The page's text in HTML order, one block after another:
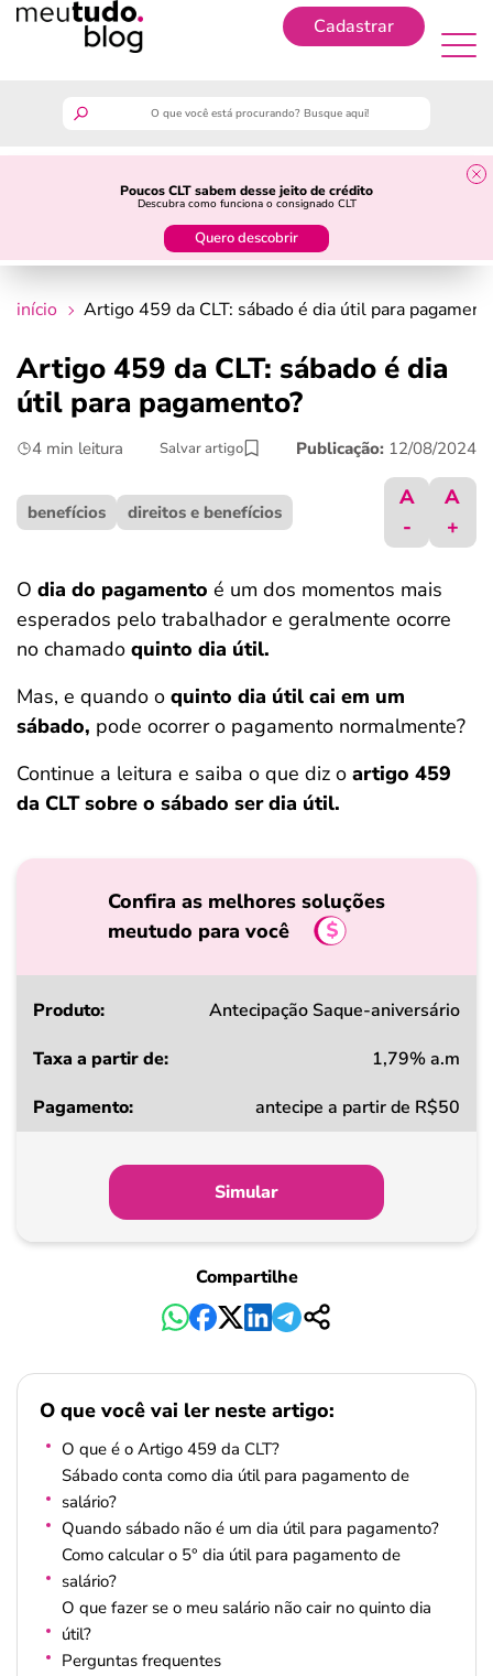
Cadastrar
Poucos CLT sabem desse jeito de crédito
Descubra como funciona o consignado CLT
Quero descobrir
guia do trabalhador
crédito fácil
últimas notícias
ferramentas
início Artigo 459 da CLT: sábado é dia útil para
Artigo 459 da CLT: sábado é dia
útil para pagamento?
4 min leitura Salvar artigo Publicação: 12/08/2024
benefícios direitos e benefícios
A
-
A
+
O dia do pagamento é um dos momentos mais
esperados pelo trabalhador e geralmente ocorre
no chamado quinto dia útil.
Mas, e quando o quinto dia útil cai em um
sábado, pode ocorrer o pagamento normalmente?
Continue a leitura e saiba o que diz o artigo 459
da CLT sobre o sábado ser dia útil.
Confira as melhores soluções
meutudo para você
Produto
a
Pagamento
Antecipação Saque-aniversário
1,79% a.m
antecipe a partir de R$50
Simular
Compartilhe
O que você vai ler neste artigo:
O que é o Artigo 459 da CLT?
Sábado conta como dia útil para pagamento de
salário?
Quando sábado não é um dia útil para pagamento?
Como calcular o 5° dia útil para pagamento de
salário?
O que fazer se o meu salário não cair no quinto dia
útil?
Perguntas frequentes